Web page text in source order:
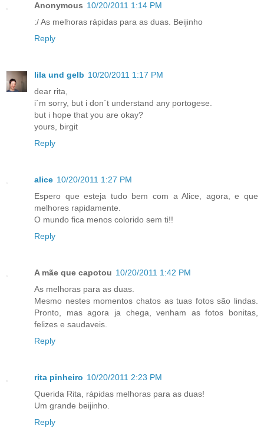
Anonymous 10/20/2011 1:14 PM
:/ As melhoras rápidas para as duas. Beijinho
Reply
lila und gelb 10/20/2011 1:17 PM
dear rita,
i´m sorry, but i don´t understand any portogese.
but i hope that you are okay?
yours, birgit
Reply
alice 10/20/2011 1:27 PM
Espero que esteja tudo bem com a Alice, agora, e que
melhores rapidamente.
O mundo fica menos colorido sem ti!!
Reply
A mãe que capotou 10/20/2011 1:42 PM
As melhoras para as duas.
Mesmo nestes momentos chatos as tuas fotos são lindas.
Pronto, mas agora ja chega, venham as fotos bonitas,
felizes e saudaveis.
Reply
rita pinheiro 10/20/2011 2:23 PM
Querida Rita, rápidas melhoras para as duas!
Um grande beijinho.
Reply